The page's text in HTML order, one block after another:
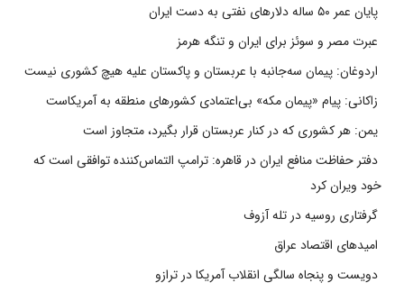
پایان عمر ۵۰ ساله دلارهای نفتی به دست ایران
عبرت مصر و سوئز برای ایران و تنگه هرمز
اردوغان: پیمان سه‌جانبه با عربستان و پاکستان علیه هیچ کشوری نیست
زاکانی: پیام «پیمان مکه» بی‌اعتمادی کشورهای منطقه به آمریکاست
یمن: هر کشوری که در کنار عربستان قرار بگیرد، متجاوز است
دفتر حفاظت منافع ایران در قاهره: ترامپ التماس‌کننده توافقی است که
خود ویران کرد
گرفتاری روسیه در تله آزوف
امیدهای اقتصاد عراق
دویست و پنجاه سالگی انقلاب آمریکا در ترازو